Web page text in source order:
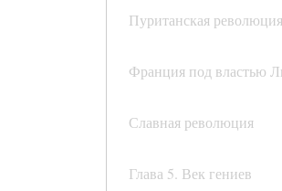
Пуританская революция
Франция под властью
Славная революция
Глава 5. Век гениев